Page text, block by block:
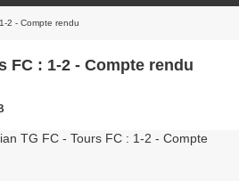
2 - Compte rendu
FC : 1-2 - Compte rendu